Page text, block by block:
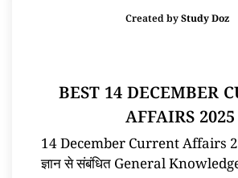
Created byStudy Doz
BEST 14 DECEMBER
AFFAIRS 2025
14 December Current Affairs
ज्ञान से संबंधित General